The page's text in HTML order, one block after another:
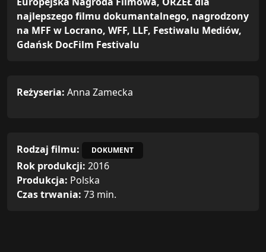
najlepszego filmu dokumantalnego, nagrodzony
na MFF w Locrano, WFF, LLF, Festiwalu Mediów,
Gdańsk DocFilm Festivalu
Reżyseria: Anna Zamecka
Rodzaj filmu: DOKUMENT
Rok produkcji: 2016
Produkcja: Polska
Czas trwania: 73 min.